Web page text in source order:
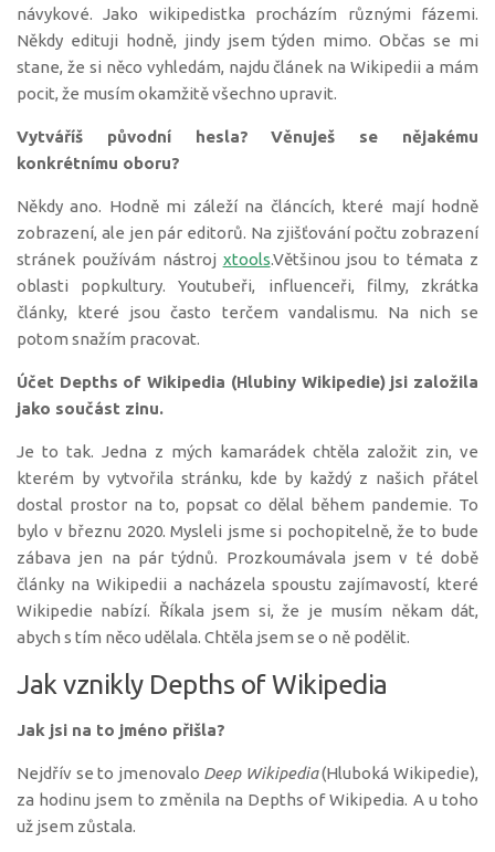
návykové. Jako wikipedistka procházím různými fázemi.
Někdy edituji hodně, jindy jsem týden mimo. Občas se mi
stane, že si něco vyhledám, najdu článek na Wikipedii a mám
pocit, že musím okamžitě všechno upravit.
Vytváříš původní hesla?
Věnuješ se nějakému
konkrétnímu oboru?
Někdy ano. Hodně mi záleží na článcích, které mají hodně
zobrazení, ale jen pár editorů. Na zjišťování počtu zobrazení
stránek používám nástroj xtools.Většinou jsou to témata z
oblasti popkultury. Youtubeři, influenceři, filmy, zkrátka
články, které jsou často terčem vandalismu. Na nich se
potom snažím pracovat.
Účet Depths of Wikipedia (Hlubiny Wikipedie) jsi založila
jako součást zinu.
Je to tak. Jedna z mých kamarádek chtěla založit zin, ve
kterém by vytvořila stránku, kde by každý z našich přátel
dostal prostor na to, popsat co dělal během pandemie. To
bylo v březnu 2020. Mysleli jsme si pochopitelně, že to bude
zábava jen na pár týdnů. Prozkoumávala jsem v té době
články na Wikipedii a nacházela spoustu zajímavostí, které
Wikipedie nabízí. Říkala jsem si, že je musím někam dát,
abych s tím něco udělala. Chtěla jsem se o ně podělit.
Jak vznikly Depths of Wikipedia
Jak jsi na to jméno přišla?
Nejdřív se to jmenovalo Deep Wikipedia(Hluboká Wikipedie),
za hodinu jsem to změnila na Depths of Wikipedia. A u toho
už jsem zůstala.